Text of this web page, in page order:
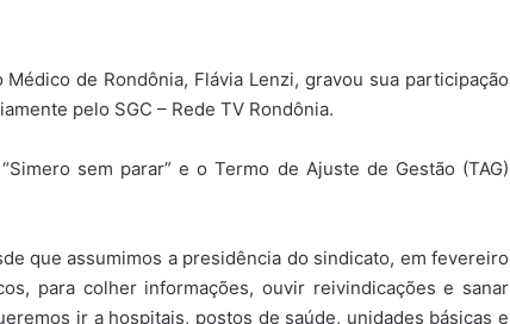
de Rondônia, Flávia Lenzi, gravou sua participação
pelo SGC – Rede TV Rondônia.
sem parar” e o Termo de Ajuste de Gestão (TAG)
que assumimos a presidência do sindicato, em fevereiro
para colher informações, ouvir reivindicações e sanar
ir a hospitais, postos de saúde, unidades básicas e